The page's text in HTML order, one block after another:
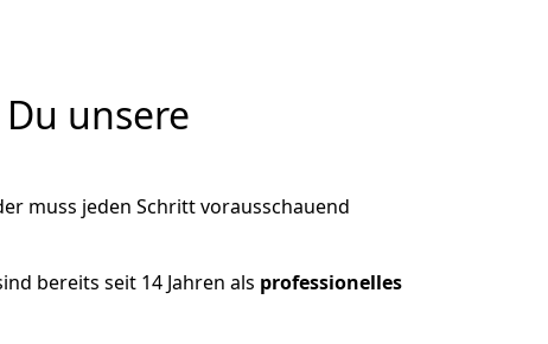
unsere
muss jeden Schritt vorausschauend
bereits seit 14 Jahren als professionelles